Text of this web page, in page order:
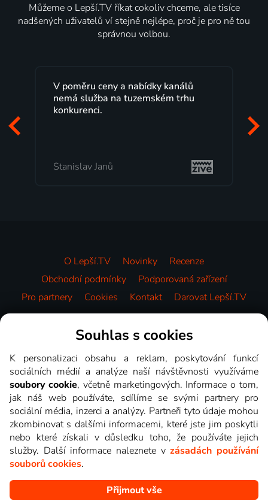
Můžeme o Lepší.TV říkat cokoliv chceme, ale tisíce
nadšených uživatelů ví stejně nejlépe, proč je pro ně tou
správnou volbou.
V poměru ceny a nabídky kanálů
nemá služba na tuzemském trhu
konkurenci.
Stanislav Janů
O Lepší.TV Novinky
Recenze
Obchodní podmínky
Podporovaná zařízení
Pro partnery
Cookies Kontakt Darovat Lepší.TV
Videotéka
Copyright © goNET s.r.o. Na tomto webu jsou zobrazovány
Souhlas s cookies
K personalizaci obsahu a reklam, poskytování funkcí
sociálních médií a analýze naší návštěvnosti využíváme
soubory cookie, včetně marketingových. Informace o tom,
jak náš web používáte, sdílíme se svými partnery pro
sociální média, inzerci a analýzy. Partneři tyto údaje mohou
zkombinovat s dalšími informacemi, které jste jim poskytli
nebo které získali v důsledku toho, že používáte jejich
služby. Další informace naleznete vzásadách používání
souborů cookies.
Přijmout vše